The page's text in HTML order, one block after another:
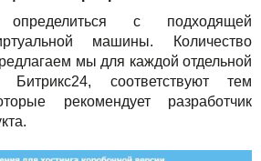
с подходящей
машины. Количество
мы для каждой отдельной
Битрикс24, соответствуют тем
рекомендует разработчик